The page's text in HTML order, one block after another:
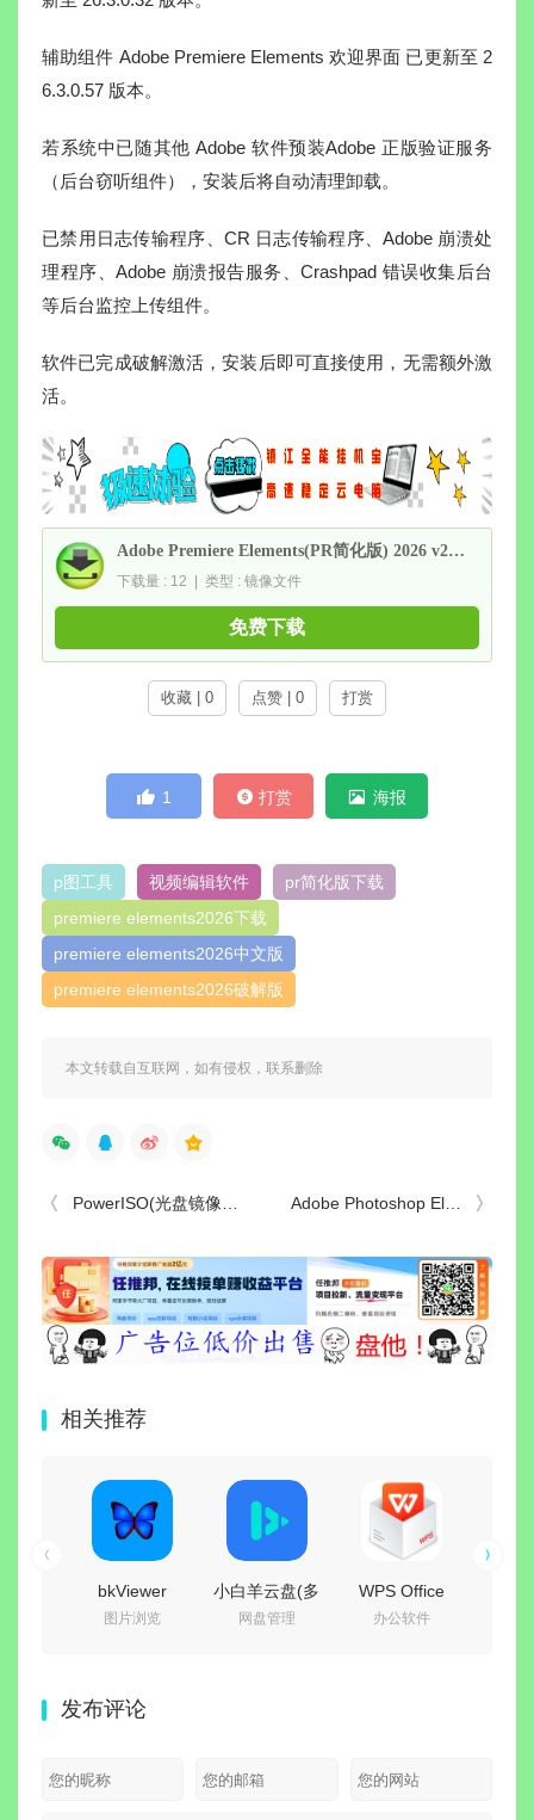
辅助组件 Adobe Premiere Elements 欢迎界面 已更新至 2
6.3.0.57 版本。
若系统中已随其他 Adobe 软件预装Adobe 正版验证服务
（后台窃听组件），安装后将自动清理卸载。
已禁用日志传输程序、CR 日志传输程序、Adobe 崩溃处
理程序、Adobe 崩溃报告服务、Crashpad 错误收集后台
等后台监控上传组件。
软件已完成破解激活，安装后即可直接使用，无需额外激
活。
Adobe Premiere Elements(PR简化版) 2026 v26.3 直装破解版
下载量 : 12 | 类型 : 镜像文件
免费下载
收藏 | 0 点赞 | 0 打赏
1 打赏 海报
p图工具 视频编辑软件
pr简化版下载
premiere elements2026下载
premiere elements2026中文版
premiere elements2026破解版
本文转载自互联网，如有侵权，联系删除
PowerISO(光盘镜像制作工具) v9.4.0 中文绿色版 Adobe Photoshop Elements(PS简化版) 2026 v26.3 直装破解版
相关推荐
bkViewer
v8.8c 绿色版
图片浏览
小白羊云盘(多
网盘统一管理)
网盘管理
WPS Office
2016 专业增强
办公软件
发布评论